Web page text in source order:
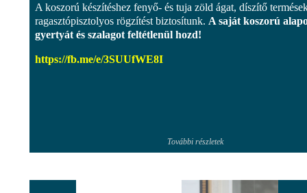
A koszorú készítéshez fenyő- és tuja zöld ágat, díszítő
ragasztópisztolyos rögzítést biztosítunk. A saját koszorú
gyertyát és szalagot feltétlenül hozd!
https://fb.me/e/3SUUfWE8I
További részletek